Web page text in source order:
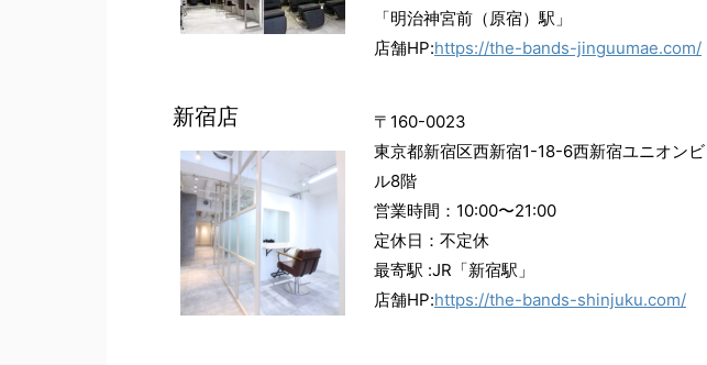
「明治神宮前（原宿）駅」
店舗HP:https://the-bands-jinguumae.com/
新宿店
〒160-0023
東京都新宿区西新宿1-18-6西新宿ユニオンビ
ル8階
営業時間：10:00〜21:00
定休日：不定休
最寄駅 :JR「新宿駅」
店舗HP:https://the-bands-shinjuku.com/